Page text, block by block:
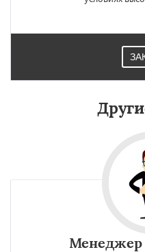
Менеджер